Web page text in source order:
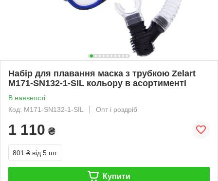
Набір для плавання маска з трубкою Zelart
M171-SN132-1-SIL кольору в асортименті
В наявності
Код: M171-SN132-1-SIL
Опт і роздріб
1 110 ₴
801 ₴ від 5 шт.
Купити